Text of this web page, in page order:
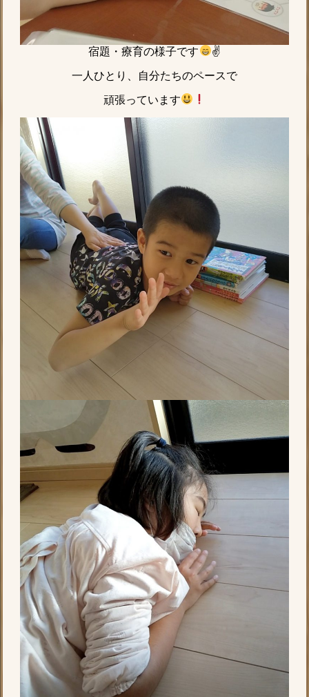
宿題・療育の様子です ✌
一人ひとり、自分たちのペースで
頑張っています